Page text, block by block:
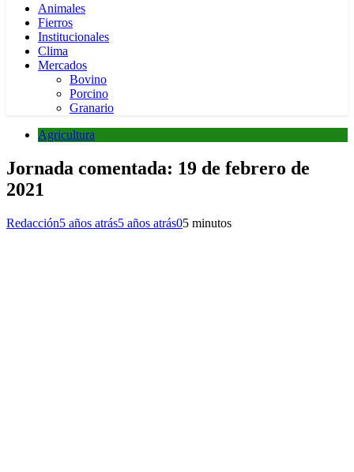
Animales
Fierros
Institucionales
Clima
Mercados
Bovino
Porcino
Granario
Agricultura
Jornada comentada: 19 de febrero de
2021
Redacción5 años atrás5 años atrás05 minutos